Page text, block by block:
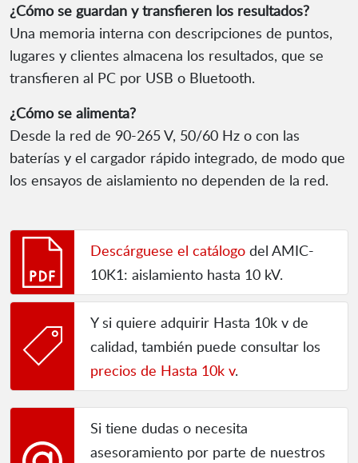
¿Cómo se guardan y transfieren los resultados?
Una memoria interna con descripciones de puntos,
lugares y clientes almacena los resultados, que se
transfieren al PC por USB o Bluetooth.
¿Cómo se alimenta?
Desde la red de 90-265 V, 50/60 Hz o con las
baterías y el cargador rápido integrado, de modo que
los ensayos de aislamiento no dependen de la red.
Descárguese el catálogo del AMIC-
10K1: aislamiento hasta 10 kV.
Y si quiere adquirir Hasta 10k v de
calidad, también puede consultar los
precios de Hasta 10k v.
Si tiene dudas o necesita
asesoramiento por parte de nuestros